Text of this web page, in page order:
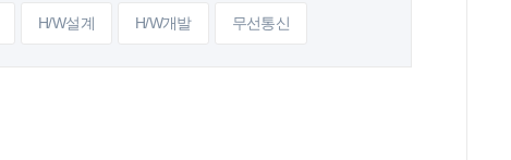
H/W설계 H/W개발 무선통신